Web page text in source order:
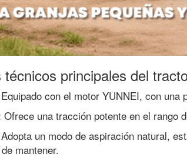
técnicos principales del
con el motor YUNNEI, con
Ofrece una tracción potente en el rango
un modo de aspiración natural,
mantener.